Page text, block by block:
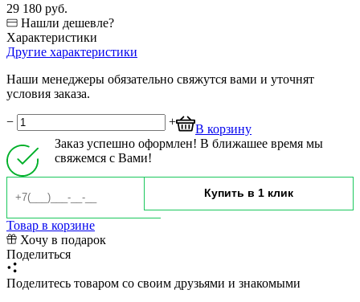
29 180 руб.
Нашли дешевле?
Характеристики
Другие характеристики
Наши менеджеры обязательно свяжутся вами и уточнят
условия заказа.
− +
В корзину
Заказ успешно оформлен! В ближашее время мы
свяжемся с Вами!
Товар в корзине
Хочу в подарок
Поделиться
Поделитесь товаром со своим друзьями и знакомыми